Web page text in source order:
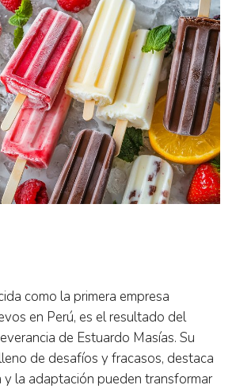
como la primera empresa
en Perú, es el resultado del
de Estuardo Masías. Su
de desafíos y fracasos, destaca
y la adaptación pueden transformar